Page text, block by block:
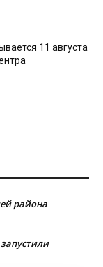
11 августа
района